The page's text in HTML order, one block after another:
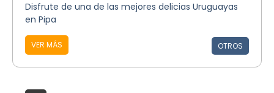
Disfrute de una de las mejores delicias Uruguayas
en Pipa
VER MÁS OTROS